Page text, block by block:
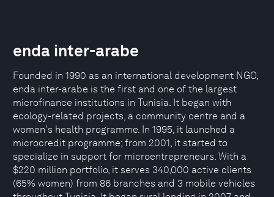
enda inter-arabe
Founded in 1990 as an international development NGO,
enda inter-arabe is the first and one of the largest
microfinance institutions in Tunisia. It began with
ecology-related projects, a community centre and a
women's health programme. In 1995, it launched a
microcredit programme; from 2001, it started to
specialize in support for microentrepreneurs. With a
$220 million portfolio, it serves 340,000 active clients
(65% women) from 86 branches and 3 mobile vehicles